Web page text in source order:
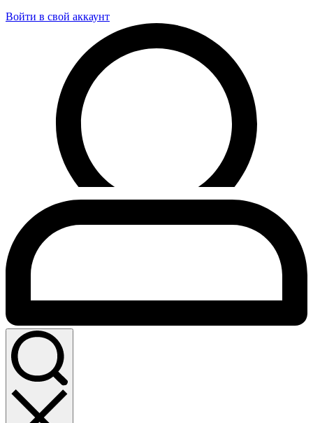
Войти в свой аккаунт